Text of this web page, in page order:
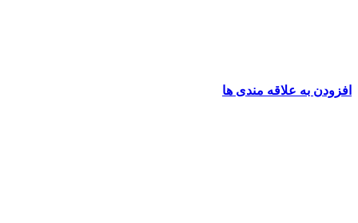
افزودن به علاقه مندی ها